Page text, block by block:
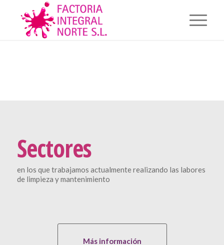
Sectores
en los que trabajamos actualmente realizando las labores
de limpieza y mantenimiento
Más información